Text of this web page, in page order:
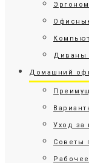
Диваны
Домашний
Уход за
Советы